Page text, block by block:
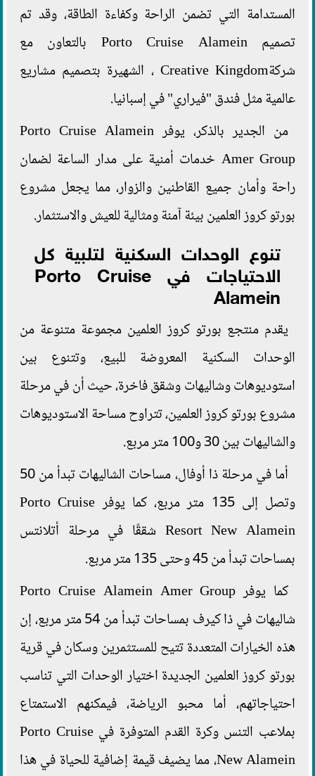
المستدامة التي تضمن الراحة وكفاءة الطاقة، وقد تم
تصميم Porto Cruise Alamein بالتعاون مع
شركةCreative Kingdom ، الشهيرة بتصميم مشاريع
عالمية مثل فندق "فيراري" في إسبانيا.
من الجدير بالذكر، يوفر Porto Cruise Alamein
Amer Group خدمات أمنية على مدار الساعة لضمان
راحة وأمان جميع القاطنين والزوار، مما يجعل مشروع
بورتو كروز العلمين بيئة آمنة ومثالية للعيش والاستثمار.
تنوع الوحدات السكنية لتلبية كل
الاحتياجات في Porto Cruise
Alamein
يقدم منتجع بورتو كروز العلمين مجموعة متنوعة من
الوحدات السكنية المعروضة للبيع، وتتنوع بين
استوديوهات وشاليهات وشقق فاخرة، حيث أن في مرحلة
مشروع بورتو كروز العلمين، تتراوح مساحة الاستوديوهات
والشاليهات بين 30 و100 متر مربع.
أما في مرحلة ذا أوفال، مساحات الشاليهات تبدأ من 50
وتصل إلى 135 متر مربع، كما يوفر Porto Cruise
Resort New Alamein شققًا في مرحلة أتلانتس
بمساحات تبدأ من 45 وحتى 135 متر مربع.
كما يوفر Porto Cruise Alamein Amer Group
شاليهات في ذا كيرف بمساحات تبدأ من 54 متر مربع، إن
هذه الخيارات المتعددة تتيح للمستثمرين وسكان في قرية
بورتو كروز العلمين الجديدة اختيار الوحدات التي تناسب
احتياجاتهم، أما محبو الرياضة، فيمكنهم الاستمتاع
بملاعب التنس وكرة القدم المتوفرة في Porto Cruise
New Alamein، مما يضيف قيمة إضافية للحياة في هذا